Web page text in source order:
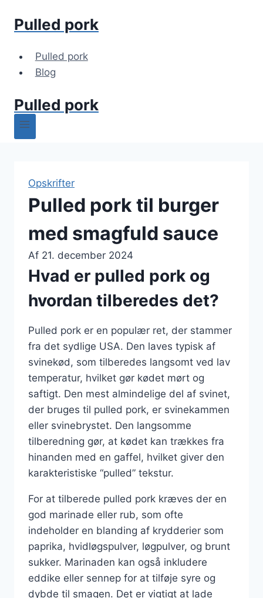
Pulled pork
Pulled pork
Blog
Pulled pork
Opskrifter
Pulled pork til burger
med smagfuld sauce
Af 21. december 2024
Hvad er pulled pork og
hvordan tilberedes det?
Pulled pork er en populær ret, der stammer
fra det sydlige USA. Den laves typisk af
svinekød, som tilberedes langsomt ved lav
temperatur, hvilket gør kødet mørt og
saftigt. Den mest almindelige del af svinet,
der bruges til pulled pork, er svinekammen
eller svinebrystet. Den langsomme
tilberedning gør, at kødet kan trækkes fra
hinanden med en gaffel, hvilket giver den
karakteristiske “pulled” tekstur.
For at tilberede pulled pork kræves der en
god marinade eller rub, som ofte
indeholder en blanding af krydderier som
paprika, hvidløgspulver, løgpulver, og brunt
sukker. Marinaden kan også inkludere
eddike eller sennep for at tilføje syre og
dybde til smagen. Det er vigtigt at lade